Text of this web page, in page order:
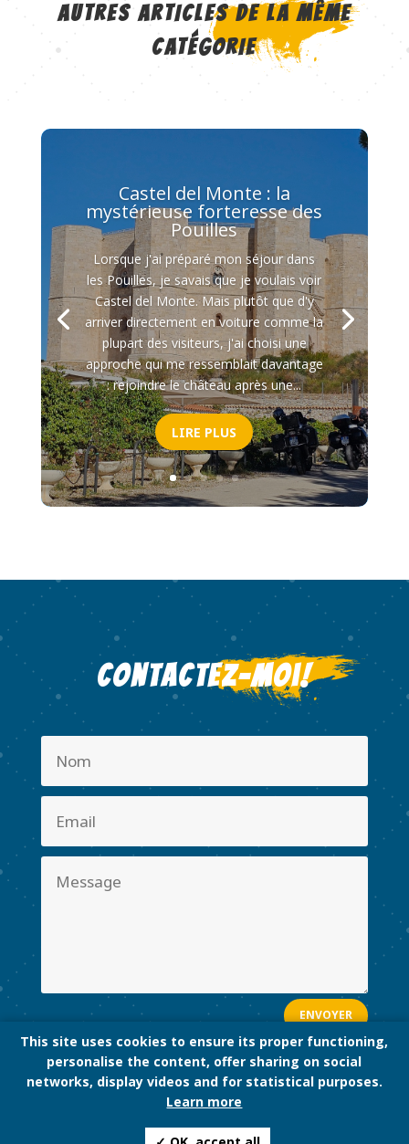
AUTRES ARTICLES DE LA MÊME
CATÉGORIE
Castel del Monte : la
mystérieuse forteresse des
Pouilles
Lorsque j'ai préparé mon séjour dans
les Pouilles, je savais que je voulais voir
Castel del Monte. Mais plutôt que d'y
arriver directement en voiture comme la
plupart des visiteurs, j'ai choisi une
approche qui me ressemblait davantage
: rejoindre le château après une...
LIRE PLUS
Contactez-moi!
ENVOYER
This site uses cookies to ensure its proper functioning,
personalise the content, offer sharing on social
networks, display videos and for statistical purposes.
Learn more